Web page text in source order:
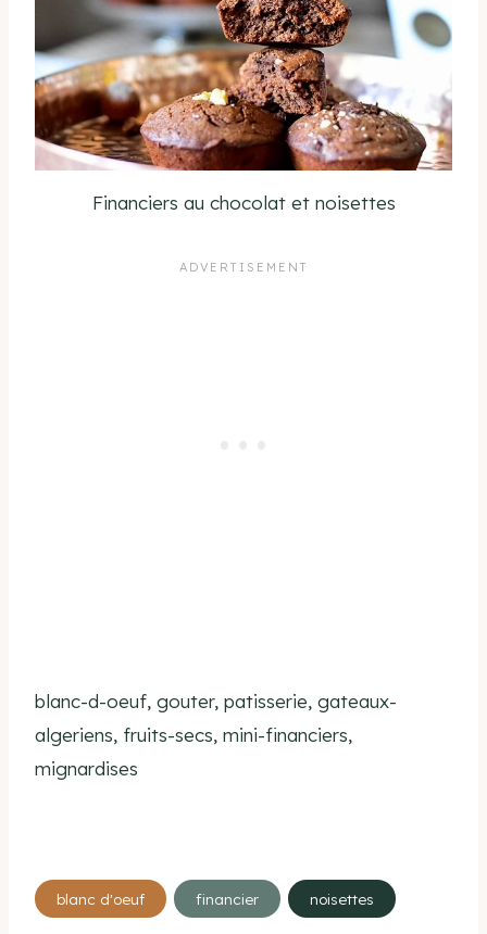
Financiers au chocolat et noisettes
blanc-d-oeuf, gouter, patisserie, gateaux-
algeriens, fruits-secs, mini-financiers,
mignardises
Étiquettes
de
blanc d'oeuf financier noisettes